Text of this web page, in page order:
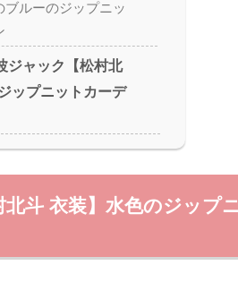
ブルーのジップニッ
ジャック【松村北
ップニットカーデ
斗 衣装】水色のジップ